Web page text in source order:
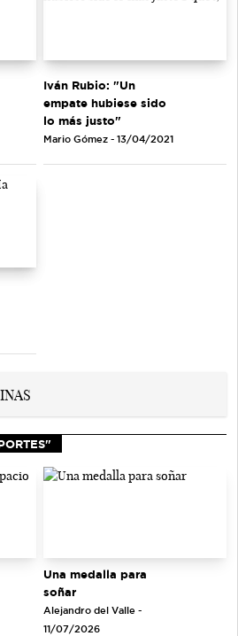
Iván Rubio: "Un
empate hubiese sido
lo más justo"
Mario Gómez - 13/04/2021
Una medalla para
soñar
Alejandro del Valle -
11/07/2026